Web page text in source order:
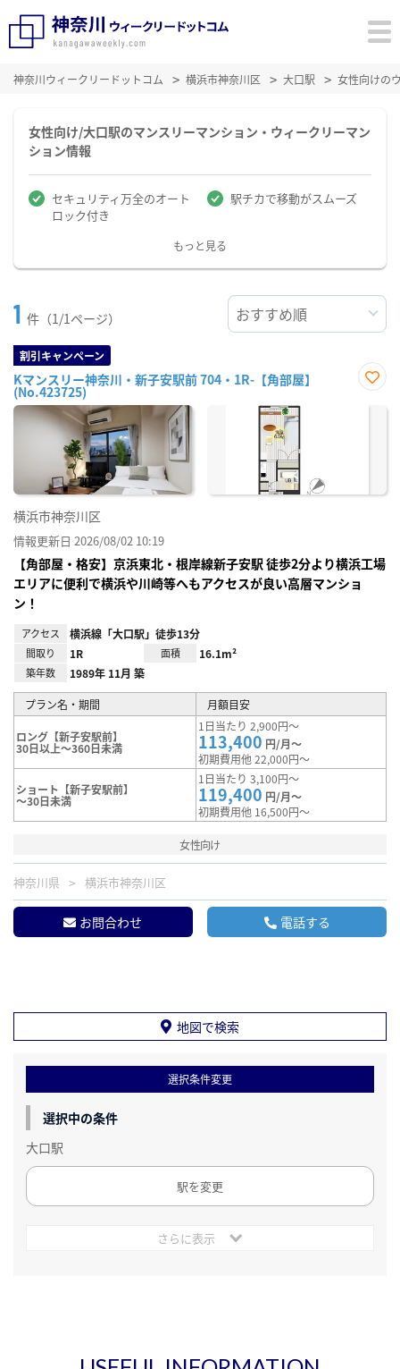
神奈川ウィークリードットコム 横浜市神奈川区 大口駅 女性向けの
女性向け/大口駅のマンスリーマンション・ウィークリーマン
ション情報
セキュリティ万全のオート
ロック付き
駅チカで移動がスムーズ
もっと見る
1 件（1/1ページ）
割引キャンペーン
Kマンスリー神奈川・新子安駅前 704・1R-【角部屋】
(No.423725)
に入
横浜市神奈川区
情報更新日 2026/08/02 10:19
【角部屋・格安】京浜東北・根岸線新子安駅 徒歩2分より横浜工場
エリアに便利で横浜や川崎等へもアクセスが良い高層マンショ
ン！
アクセス 横浜線「大口駅」徒歩13分
間取り 1R 面積 16.1m²
築年数 1989年 11月 築
プラン名・期間 月額目安
ロング【新子安駅前】
30日以上～360日未満
1日当たり 2,900円～
113,400 円/月～
初期費用他 22,000円～
ショート【新子安駅前】
～30日未満
1日当たり 3,100円～
119,400 円/月～
初期費用他 16,500円～
女性向け
神奈川県 横浜市神奈川区
お問合わせ 電話する
地図で検索
選択条件変更
選択中の条件
大口駅
駅を変更
さらに表示